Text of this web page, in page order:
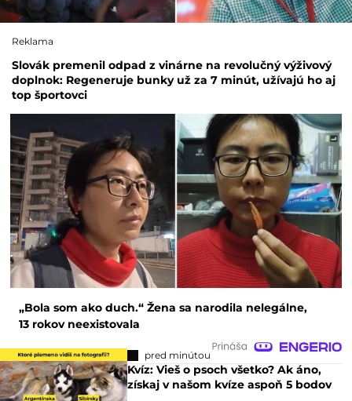
Reklama
Slovák premenil odpad z vinárne na revolučný výživový
doplnok: Regeneruje bunky už za 7 minút, užívajú ho aj
top športovci
„Bola som ako duch.“ Žena sa narodila nelegálne,
13 rokov neexistovala
pred minútou
Kvíz: Vieš o psoch všetko? Ak áno,
získaj v našom kvíze aspoň 5 bodov